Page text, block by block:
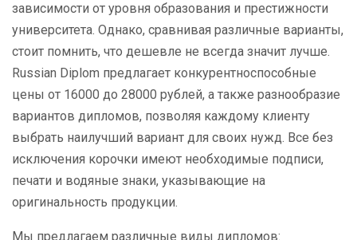
зависимости от уровня образования и престижности
университета. Однако, сравнивая различные варианты,
стоит помнить, что дешевле не всегда значит лучше.
Russian Diplom предлагает конкурентноспособные
цены от 16000 до 28000 рублей, а также разнообразие
вариантов дипломов, позволяя каждому клиенту
выбрать наилучший вариант для своих нужд. Все без
исключения корочки имеют необходимые подписи,
печати и водяные знаки, указывающие на
оригинальность продукции.
Мы предлагаем различные виды дипломов: